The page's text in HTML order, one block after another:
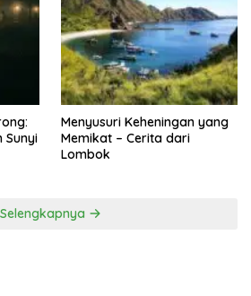
Sunyi
Menyusuri Keheningan yang
Memikat – Cerita dari
Lombok
Selengkapnya